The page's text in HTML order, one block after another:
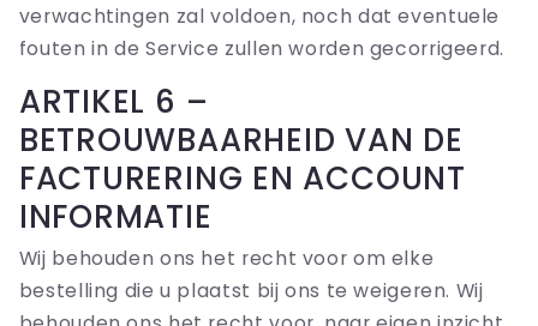
verwachtingen zal voldoen, noch dat eventuele
fouten in de Service zullen worden gecorrigeerd.
ARTIKEL 6 –
BETROUWBAARHEID VAN DE
FACTURERING EN ACCOUNT
INFORMATIE
Wij behouden ons het recht voor om elke
bestelling die u plaatst bij ons te weigeren. Wij